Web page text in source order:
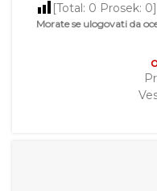
[Total: 0 Prosek: 0]
Morate se ulogovati da